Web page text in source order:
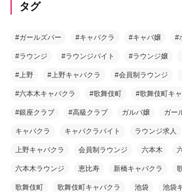
タグ
#ガールズバー #キャバクラ #キャバ嬢 #
#ラウンジ #ラウンジバイト #ラウンジ嬢
#上野 #上野キャバクラ #会員制ラウンジ
#六本木キャバクラ #歌舞伎町 #歌舞伎町キ
#銀座クラブ #高級クラブ ガルバ嬢 ガー
キャバクラ キャバクラバイト ラウンジ求人
上野キャバクラ 会員制ラウンジ 六本木
六本木ラウンジ 恵比寿 新橋キャバクラ
歌舞伎町 歌舞伎町キャバクラ 池袋 池袋